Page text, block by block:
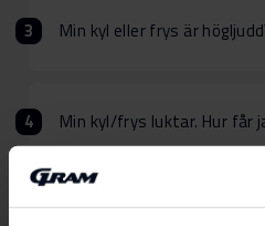
Min kyl eller frys är
Min kyl/frys luktar. Hur får
Kylskåpsdörren suger in?